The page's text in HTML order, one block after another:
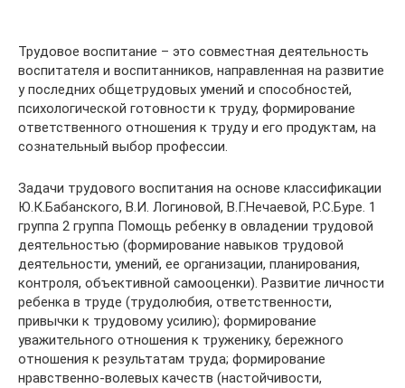
Трудовое воспитание – это совместная деятельность
воспитателя и воспитанников, направленная на развитие
у последних общетрудовых умений и способностей,
психологической готовности к труду, формирование
ответственного отношения к труду и его продуктам, на
сознательный выбор профессии.
Задачи трудового воспитания на основе классификации
Ю.К.Бабанского, В.И. Логиновой, В.Г.Нечаевой, Р.С.Буре. 1
группа 2 группа Помощь ребенку в овладении трудовой
деятельностью (формирование навыков трудовой
деятельности, умений, ее организации, планирования,
контроля, объективной самооценки). Развитие личности
ребенка в труде (трудолюбия, ответственности,
привычки к трудовому усилию); формирование
уважительного отношения к труженику, бережного
отношения к результатам труда; формирование
нравственно-волевых качеств (настойчивости,